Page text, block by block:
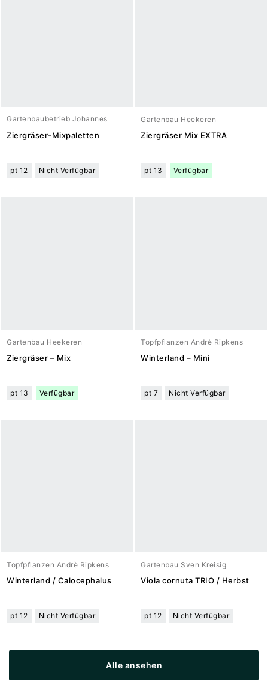
Gartenbaubetrieb Johannes
Meuwesen
Ziergräser-Mixpaletten
pt 12 Nicht Verfügbar
Gartenbau Heekeren
Ziergräser Mix EXTRA
pt 13 Verfügbar
Gartenbau Heekeren
Ziergräser – Mix
pt 13 Verfügbar
Topfpflanzen Andrè Ripkens
Winterland – Mini
pt 7 Nicht Verfügbar
Topfpflanzen Andrè Ripkens
Winterland / Calocephalus
pt 12 Nicht Verfügbar
Gartenbau Sven Kreisig
Viola cornuta TRIO / Herbst
pt 12 Nicht Verfügbar
Alle ansehen